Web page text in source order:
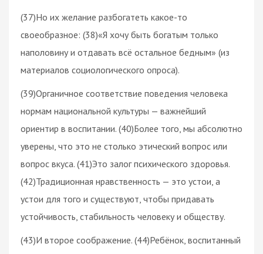
(37)Но их желание разбогатеть какое-то
своеобразное: (38)«Я хочу быть богатым только
наполовину и отдавать всё остальное бедным» (из
материалов социологического опроса).
(39)Органичное соответствие поведения человека
нормам национальной культуры — важнейший
ориентир в воспитании. (40)Более того, мы абсолютно
уверены, что это не столько этический вопрос или
вопрос вкуса. (41)Это залог психического здоровья.
(42)Традиционная нравственность — это устои, а
устои для того и существуют, чтобы придавать
устойчивость, стабильность человеку и обществу.
(43)И второе соображение. (44)Ребёнок, воспитанный